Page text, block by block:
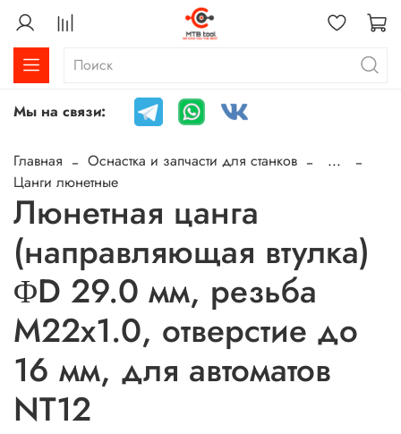
Мы на связи:
Главная Оснастка и запчасти для станков
...
Цанги люнетные
Люнетная цанга
(направляющая втулка)
ΦD 29.0 мм, резьба
M22x1.0, отверстие до
16 мм, для автоматов
NT12